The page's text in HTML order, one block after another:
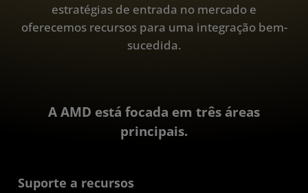
estratégias de entrada no mercado e
oferecemos recursos para uma integração bem-
sucedida.
A AMD está focada em três áreas
principais.
Suporte a recursos